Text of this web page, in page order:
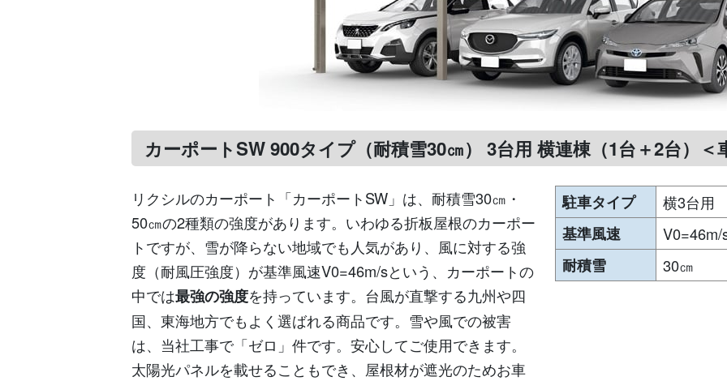
カーポートSW 900タイプ（耐積雪30㎝） 3台用 横連棟（1台＋2台）＜
リクシルのカーポート「カーポートSW」は、耐積雪30㎝・
50㎝の2種類の強度があります。いわゆる折板屋根のカーポー
トですが、雪が降らない地域でも人気があり、風に対する強
度（耐風圧強度）が基準風速V0=46m/sという、カーポートの
中では最強の強度を持っています。台風が直撃する九州や四
国、東海地方でもよく選ばれる商品です。雪や風での被害
は、当社工事で「ゼロ」件です。安心してご使用できます。
太陽光パネルを載せることもでき、屋根材が遮光のためお車
駐車タイプ 横3台用
基準風速 V0=46m/
耐積雪 30㎝